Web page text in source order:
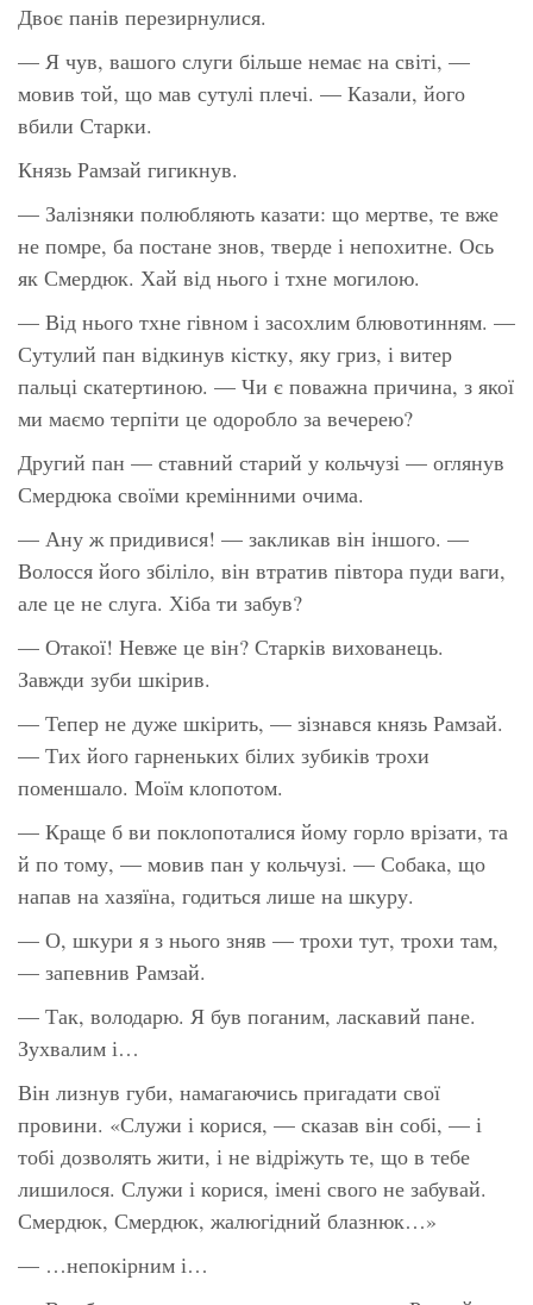
Двоє панів перезирнулися.
— Я чув, вашого слуги більше немає на світі, —
мовив той, що мав сутулі плечі. — Казали, його
вбили Старки.
Князь Рамзай гигикнув.
— Залізняки полюбляють казати: що мертве, те вже
не помре, ба постане знов, тверде і непохитне. Ось
як Смердюк. Хай від нього і тхне могилою.
— Від нього тхне гівном і засохлим блювотинням. —
Сутулий пан відкинув кістку, яку гриз, і витер
пальці скатертиною. — Чи є поважна причина, з якої
ми маємо терпіти це одоробло за вечерею?
Другий пан — ставний старий у кольчузі — оглянув
Смердюка своїми кремінними очима.
— Ану ж придивися! — закликав він іншого. —
Волосся його збіліло, він втратив півтора пуди ваги,
але це не слуга. Хіба ти забув?
— Отакої! Невже це він? Старків вихованець.
Завжди зуби шкірив.
— Тепер не дуже шкірить, — зізнався князь Рамзай.
— Тих його гарненьких білих зубиків трохи
поменшало. Моїм клопотом.
— Краще б ви поклопоталися йому горло врізати, та
й по тому, — мовив пан у кольчузі. — Собака, що
напав на хазяїна, годиться лише на шкуру.
— О, шкури я з нього зняв — трохи тут, трохи там,
— запевнив Рамзай.
— Так, володарю. Я був поганим, ласкавий пане.
Зухвалим і…
Він лизнув губи, намагаючись пригадати свої
провини. «Служи і корися, — сказав він собі, — і
тобі дозволять жити, і не відріжуть те, що в тебе
лишилося. Служи і корися, імені свого не забувай.
Смердюк, Смердюк, жалюгідний блазнюк…»
— …непокірним і…